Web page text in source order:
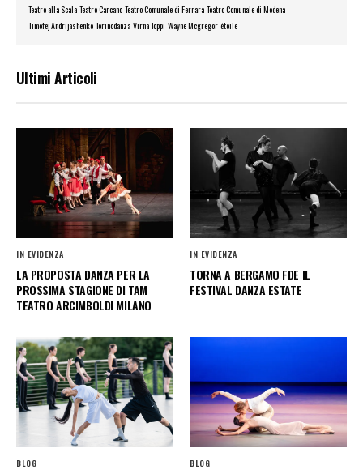
Teatro alla Scala Teatro Carcano Teatro Comunale di Ferrara Teatro Comunale di Modena
Timofej Andrijashenko Torinodanza Virna Toppi Wayne Mcgregor étoile
Ultimi Articoli
IN EVIDENZA
LA PROPOSTA DANZA PER LA
PROSSIMA STAGIONE DI TAM
TEATRO ARCIMBOLDI MILANO
IN EVIDENZA
TORNA A BERGAMO FDE IL
FESTIVAL DANZA ESTATE
BLOG BLOG